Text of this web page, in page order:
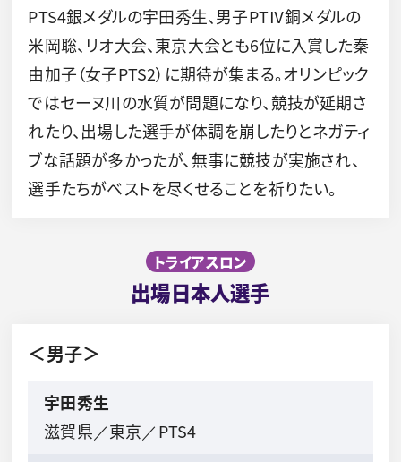
PTS4銀メダルの宇田秀生、男子PTⅣ銅メダルの
米岡聡、リオ大会、東京大会とも6位に入賞した秦
由加子（女子PTS2）に期待が集まる。オリンピック
ではセーヌ川の水質が問題になり、競技が延期さ
れたり、出場した選手が体調を崩したりとネガティ
ブな話題が多かったが、無事に競技が実施され、
選手たちがベストを尽くせることを祈りたい。
トライアスロン
出場日本人選手
＜男子＞
宇田秀生
滋賀県／東京／PTS4